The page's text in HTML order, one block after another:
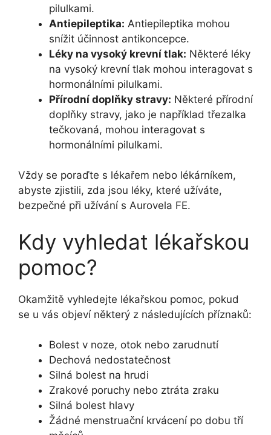
pilulkami.
Antiepileptika: Antiepileptika mohou
snížit účinnost antikoncepce.
Léky na vysoký krevní tlak: Některé léky
na vysoký krevní tlak mohou interagovat s
hormonálními pilulkami.
Přírodní doplňky stravy: Některé přírodní
doplňky stravy, jako je například třezalka
tečkovaná, mohou interagovat s
hormonálními pilulkami.
Vždy se poraďte s lékařem nebo lékárníkem,
abyste zjistili, zda jsou léky, které užíváte,
bezpečné při užívání s Aurovela FE.
Kdy vyhledat lékařskou
pomoc?
Okamžitě vyhledejte lékařskou pomoc, pokud
se u vás objeví některý z následujících příznaků:
Bolest v noze, otok nebo zarudnutí
Dechová nedostatečnost
Silná bolest na hrudi
Zrakové poruchy nebo ztráta zraku
Silná bolest hlavy
Žádné menstruační krvácení po dobu tří